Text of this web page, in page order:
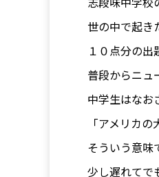
世の中で起き
１０点分の出
普段からニュ
中学生はなお
「アメリカ
そういう意味
少し遅れてで